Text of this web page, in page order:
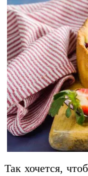
Так хочется,